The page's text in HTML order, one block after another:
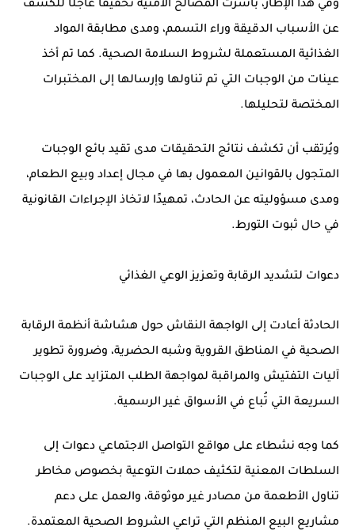
وفي هذا الإطار، باشرت المصالح الأمنية تحقيقًا عاجلًا للكشف
عن الأسباب الدقيقة وراء التسمم، ومدى مطابقة المواد
الغذائية المستعملة لشروط السلامة الصحية. كما تم أخذ
عينات من الوجبات التي تم تناولها وإرسالها إلى المختبرات
المختصة لتحليلها.
ويُرتقب أن تكشف نتائج التحقيقات مدى تقيد بائع الوجبات
المتجول بالقوانين المعمول بها في مجال إعداد وبيع الطعام،
ومدى مسؤوليته عن الحادث، تمهيدًا لاتخاذ الإجراءات القانونية
في حال ثبوت التورط.
دعوات لتشديد الرقابة وتعزيز الوعي الغذائي
الحادثة أعادت إلى الواجهة النقاش حول هشاشة أنظمة الرقابة
الصحية في المناطق القروية وشبه الحضرية، وضرورة تطوير
آليات التفتيش والمراقبة لمواجهة الطلب المتزايد على الوجبات
السريعة التي تُباع في الأسواق غير الرسمية.
كما وجه نشطاء على مواقع التواصل الاجتماعي دعوات إلى
السلطات المعنية لتكثيف حملات التوعية بخصوص مخاطر
تناول الأطعمة من مصادر غير موثوقة، والعمل على دعم
مشاريع البيع المنظم التي تراعي الشروط الصحية المعتمدة.